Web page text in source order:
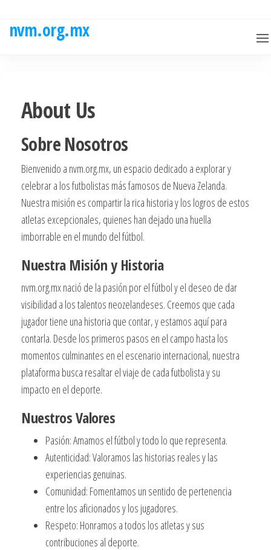
nvm.org.mx
About Us
Sobre Nosotros
Bienvenido a nvm.org.mx, un espacio dedicado a explorar y
celebrar a los futbolistas más famosos de Nueva Zelanda.
Nuestra misión es compartir la rica historia y los logros de estos
atletas excepcionales, quienes han dejado una huella
imborrable en el mundo del fútbol.
Nuestra Misión y Historia
nvm.org.mx nació de la pasión por el fútbol y el deseo de dar
visibilidad a los talentos neozelandeses. Creemos que cada
jugador tiene una historia que contar, y estamos aquí para
contarla. Desde los primeros pasos en el campo hasta los
momentos culminantes en el escenario internacional, nuestra
plataforma busca resaltar el viaje de cada futbolista y su
impacto en el deporte.
Nuestros Valores
Pasión: Amamos el fútbol y todo lo que representa.
Autenticidad: Valoramos las historias reales y las
experiencias genuinas.
Comunidad: Fomentamos un sentido de pertenencia
entre los aficionados y los jugadores.
Respeto: Honramos a todos los atletas y sus
contribuciones al deporte.